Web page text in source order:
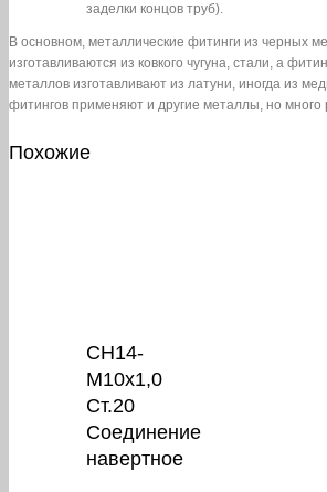
заделки концов труб).
В основном, металлические фитинги из черных
изготавливаются из ковкого чугуна, стали, а
металлов изготавливают из латуни, иногда из
фитингов применяют и другие металлы, но много
Похожие
СН14-
М10х1,0
Ст.20
Соединение
навертное